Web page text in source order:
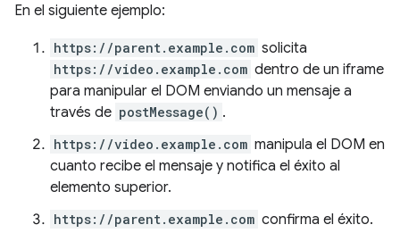
En el siguiente ejemplo:
https://parent.example.com solicita
https://video.example.com dentro de un iframe
para manipular el DOM enviando un mensaje a
través de postMessage() .
https://video.example.com manipula el DOM en
cuanto recibe el mensaje y notifica el éxito al
elemento superior.
https://parent.example.com confirma el éxito.